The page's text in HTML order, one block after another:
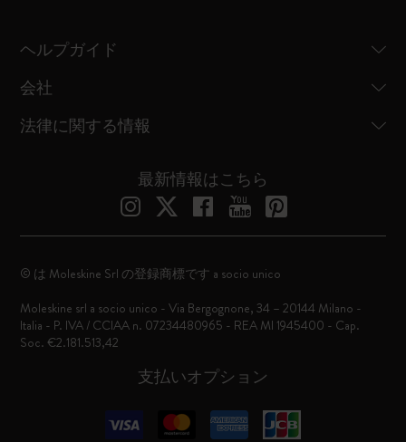
ヘルプガイド
会社
法律に関する情報
最新情報はこちら
支払いオプション
© は Moleskine Srl の登録商標です a socio unico
Moleskine srl a socio unico - Via Bergognone, 34 – 20144 Milano -
Italia - P. IVA / CCIAA n. 07234480965 - REA MI 1945400 - Cap.
Soc. €2.181.513,42